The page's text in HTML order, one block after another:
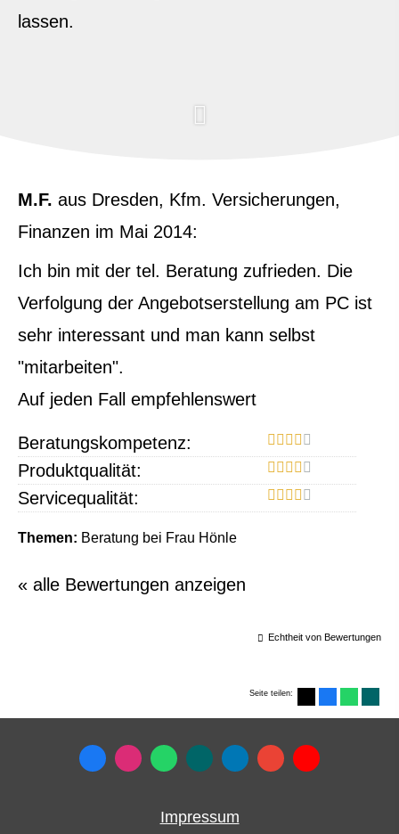
lassen.
M.F. aus Dresden, Kfm. Versicherungen,
Finanzen im Mai 2014:
Ich bin mit der tel. Beratung zufrieden. Die
Verfolgung der Angebotserstellung am PC ist
sehr interessant und man kann selbst
"mitarbeiten".
Auf jeden Fall empfehlenswert
Beratungskompetenz:
Produktqualität:
Servicequalität:
Themen: Beratung bei Frau Hönle
« alle Bewertungen anzeigen
Echtheit von Bewertungen
Seite teilen:
Impressum